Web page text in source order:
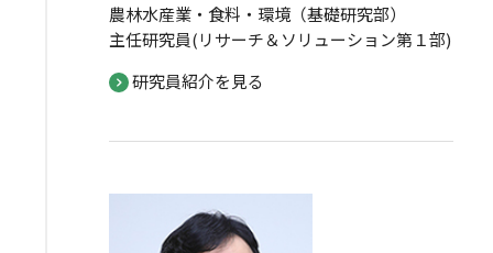
農林水産業・食料・環境（基礎研究部）
主任研究員(リサーチ＆ソリューション第１部)
研究員紹介を見る